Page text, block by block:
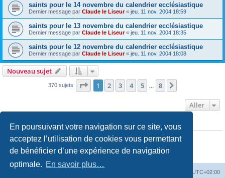
En poursuivant votre navigation sur ce site, vous
acceptez l’utilisation de cookies vous permettant
de bénéficier d’une expérience de navigation
optimale. En savoir plus…
saints pour le 14 novembre du calendrier ecclésiastique
Dernier message par Claude le Liseur« jeu. 11 nov. 2004 18:59
saints pour le 13 novembre du calendrier ecclésiastique
Dernier message par Claude le Liseur« jeu. 11 nov. 2004 18:35
saints pour le 12 novembre du calendrier ecclésiastique
Dernier message par Claude le Liseur« jeu. 11 nov. 2004 18:08
Nouveau sujet
370 sujets Page 1sur8
1 2 3 4 5 8
Aller
PERMISSIONS DU FORUM
Vousne pouvez paspublier de nouveaux sujets dans ce forum
Vousne pouvez pasrépondre aux sujets dans ce forum
Vousne pouvez pasmodifier vos messages dans ce forum
supprimer vos messages dans ce forum
UTC+02:00